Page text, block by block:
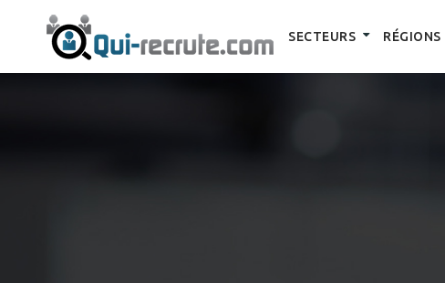
SECTEURS RÉGIONS